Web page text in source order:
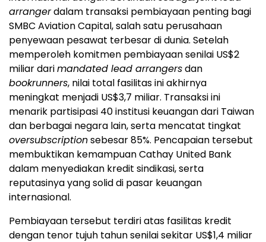
arrangerdalam transaksi pembiayaan penting bagi
SMBC Aviation Capital, salah satu perusahaan
penyewaan pesawat terbesar di dunia. Setelah
memperoleh komitmen pembiayaan senilai US$2
miliar darimandated lead arrangersdan
bookrunners, nilai total fasilitas ini akhirnya
meningkat menjadi US$3,7 miliar. Transaksi ini
menarik partisipasi 40 institusi keuangan dari Taiwan
dan berbagai negara lain, serta mencatat tingkat
oversubscriptionsebesar 85%. Pencapaian tersebut
membuktikan kemampuan Cathay United Bank
dalam menyediakan kredit sindikasi, serta
reputasinya yang solid di pasar keuangan
internasional.
Pembiayaan tersebut terdiri atas fasilitas kredit
dengan tenor tujuh tahun senilai sekitar US$1,4 miliar